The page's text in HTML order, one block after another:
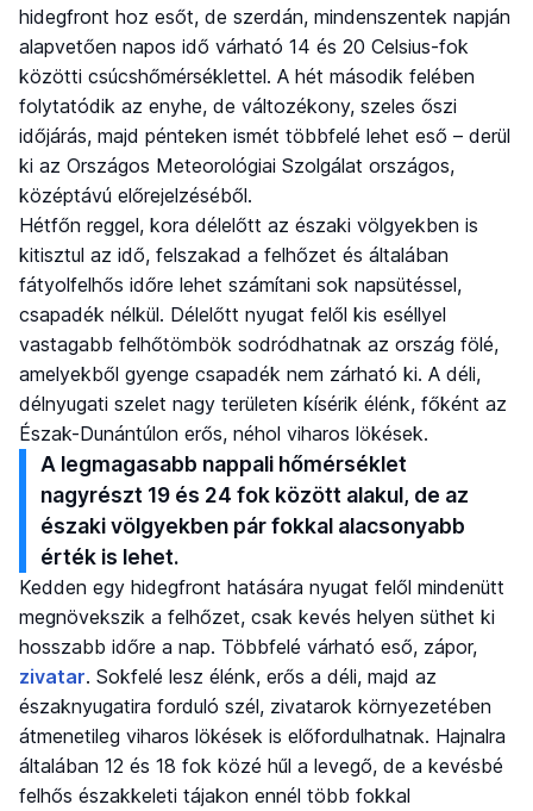
hidegfront hoz esőt, de szerdán, mindenszentek napján
alapvetően napos idő várható 14 és 20 Celsius-fok
közötti csúcshőmérséklettel. A hét második felében
folytatódik az enyhe, de változékony, szeles őszi
időjárás, majd pénteken ismét többfelé lehet eső – derül
ki az Országos Meteorológiai Szolgálat országos,
középtávú előrejelzéséből.
Hétfőn reggel, kora délelőtt az északi völgyekben is
kitisztul az idő, felszakad a felhőzet és általában
fátyolfelhős időre lehet számítani sok napsütéssel,
csapadék nélkül. Délelőtt nyugat felől kis eséllyel
vastagabb felhőtömbök sodródhatnak az ország fölé,
amelyekből gyenge csapadék nem zárható ki. A déli,
délnyugati szelet nagy területen kísérik élénk, főként az
Észak-Dunántúlon erős, néhol viharos lökések.
A legmagasabb nappali hőmérséklet
nagyrészt 19 és 24 fok között alakul, de az
északi völgyekben pár fokkal alacsonyabb
érték is lehet.
Kedden egy hidegfront hatására nyugat felől mindenütt
megnövekszik a felhőzet, csak kevés helyen süthet ki
hosszabb időre a nap. Többfelé várható eső, zápor,
zivatar. Sokfelé lesz élénk, erős a déli, majd az
északnyugatira forduló szél, zivatarok környezetében
átmenetileg viharos lökések is előfordulhatnak. Hajnalra
általában 12 és 18 fok közé hűl a levegő, de a kevésbé
felhős északkeleti tájakon ennél több fokkal